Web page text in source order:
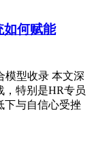
如何赋能
模型收录 本文深
，特别是HR专员
下与自信心受挫